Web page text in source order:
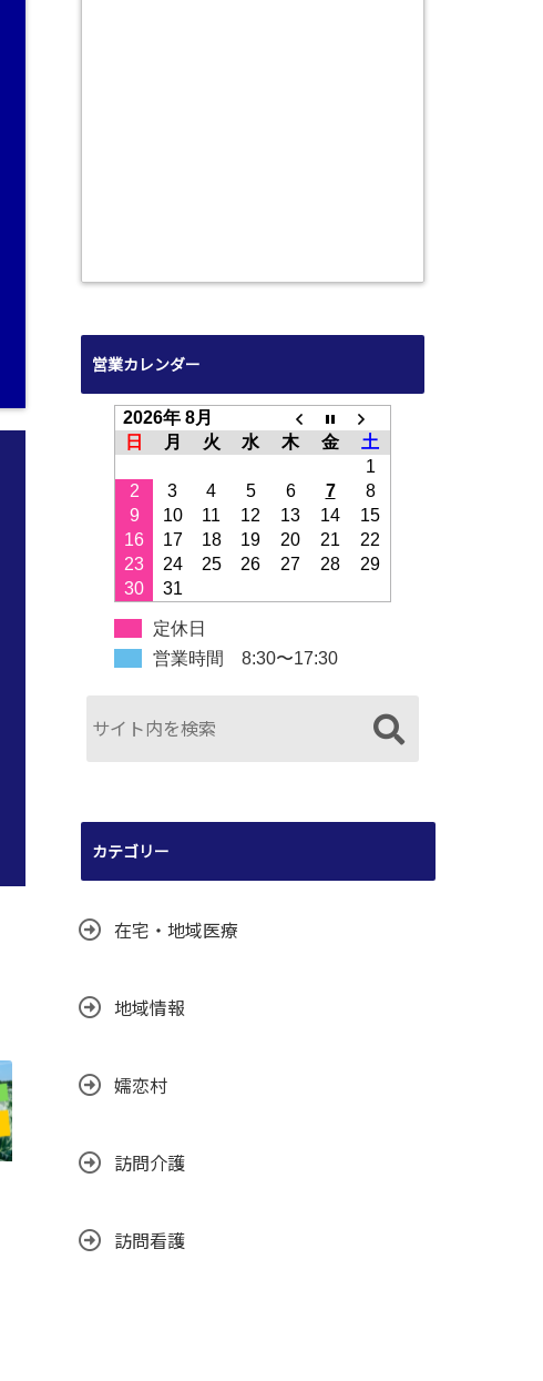
営業カレンダー
2026年 8月
日
月 火 水 木 金
土
1
2
3 4 5 6 7
8
9
10 11 12 13 14
15
16
17 18 19 20 21
22
23
24 25 26 27 28
29
30
31
定休日
営業時間 8:30〜17:30
カテゴリー
在宅・地域医療
地域情報
嬬恋村
訪問介護
訪問看護